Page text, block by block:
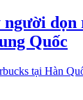
dọn
Quốc